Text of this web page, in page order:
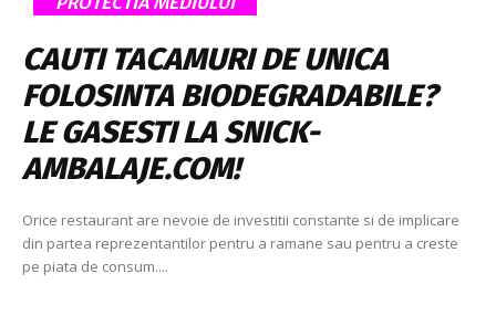
CAUTI TACAMURI DE UNICA
FOLOSINTA BIODEGRADABILE?
LE GASESTI LA SNICK-
AMBALAJE.COM!
Orice restaurant are nevoie de investitii constante si de implicare
din partea reprezentantilor pentru a ramane sau pentru a creste
pe piata de consum....